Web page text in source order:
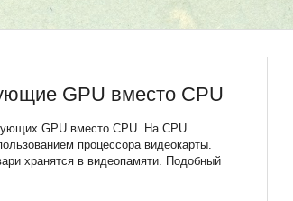
GPU вместо CPU
GPU вместо CPU. На CPU
процессора видеокарты.
хранятся в видеопамяти. Подобный